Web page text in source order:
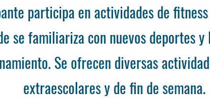
participa en actividades de
se familiariza con nuevos deportes
Se ofrecen diversas
extraescolares y de fin de semana.